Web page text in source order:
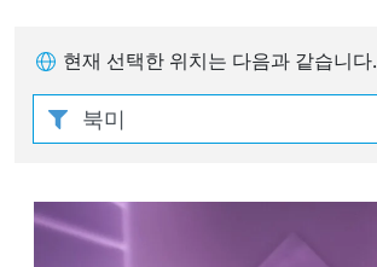
현재 선택한 위치는 다음과 같습니다.